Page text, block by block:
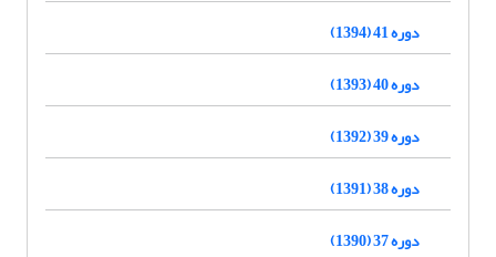
دوره 41 (1394)
دوره 40 (1393)
دوره 39 (1392)
دوره 38 (1391)
دوره 37 (1390)